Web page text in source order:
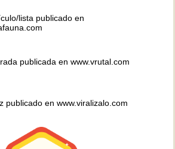
lista publicado en
publicada en www.vrutal.com
publicado en www.viralizalo.com